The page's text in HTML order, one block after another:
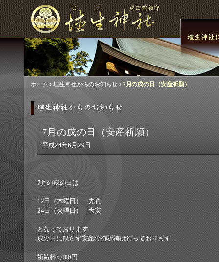
ホーム › 埴生神社からのお知らせ › 7月の戌の日（安産祈願）
7月の戌の日（安産祈願）
平成24年6月29日
7月の戌の日は
12日（木曜日） 先負
24日（火曜日） 大安
となっております
戌の日に限らず安産の御祈祷は行っております
祈祷料5,000円